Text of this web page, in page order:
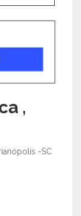
,
-SC